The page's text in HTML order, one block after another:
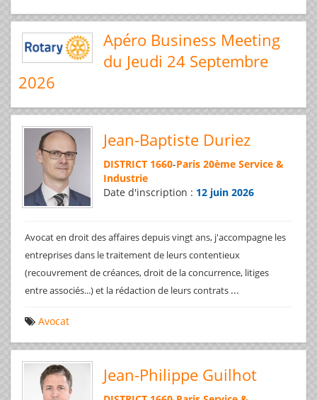
Apéro Business Meeting
du Jeudi 24 Septembre
2026
Jean-Baptiste Duriez
DISTRICT 1660-Paris 20ème Service &
Industrie
Date d'inscription : 12 juin 2026
Avocat en droit des affaires depuis vingt ans, j'accompagne les
entreprises dans le traitement de leurs contentieux
(recouvrement de créances, droit de la concurrence, litiges
entre associés...) et la rédaction de leurs contrats ...
Avocat
Jean-Philippe Guilhot